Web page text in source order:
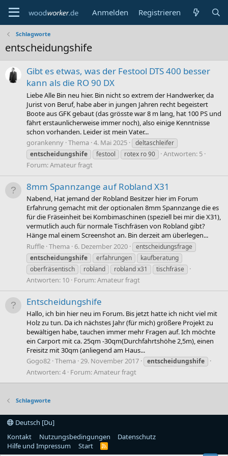
Anmelden Registrieren
Schlagworte
entscheidungshife
Gibt es etwas, was der Festool DTS 400 besser
kann als die RO 90 DX
Liebe Alle Bin neu hier. Bin nicht so extrem der Handwerker, da
Jurist von Beruf, habe aber in jungen Jahren recht begeistert
Boote aus GFK gebaut (das grösste war 8 m lang, hat 100 PS und
fährt erstaunlicherweise immer noch), also einige Kenntnisse
schon vorhanden. Leider ist mein Vater...
gorankenny Thema 4. Mai 2025
deltaschleifer
entscheidungshife
festool rotex ro 90
Antworten: 5
Forum:Amateur fragt
8mm Spannzange auf Robland X31
Nabend, Hat jemand der Robland Besitzer hier im Forum
Erfahrung gemacht mit der optionalen 8mm Spannzange die es
für die Fräseinheit bei Kombimaschinen (speziell bei mir die X31),
vermutlich auch für normale Tischfräsen von Robland gibt?
Hänge mal einem Screenshot an. Bin derzeit am überlegen...
Ruffle Thema 6. Dezember 2020
entscheidungsfrage
entscheidungshife
erfahrungen
kaufberatung
oberfräsentisch
robland robland x31 tischfräse
Antworten: 10 Forum:Amateur fragt
Entscheidungshife
Hallo, ich bin hier neu im Forum. Bis jetzt hatte ich nicht viel mit
Holz zu tun. Da ich nächstes Jahr (für mich) größere Projekt zu
bewältigen habe, tauchen immer mehr Fragen auf. Ich möchte
ein Carport mit ca. 25qm -30qm(Durchfahrtshöhe 2,5m), einen
Freisitz mit 30qm (anliegend am Haus...
Gogo82 Thema 29. November 2017 entscheidungshife
Antworten: 4 Forum:Amateur fragt
Schlagworte
Deutsch [Du]
Kontakt
Nutzungsbedingungen
Datenschutz
Hilfe und Impressum
Start
R